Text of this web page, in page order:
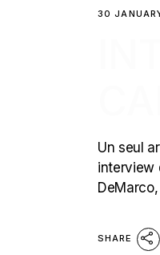
30
Un seul
interview
SHARE